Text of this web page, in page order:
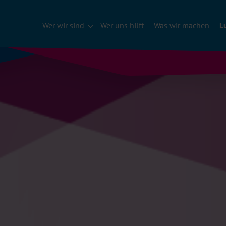
Wer wir sind
Submenu für "Wer wir sind"
Wer uns hilft Was wir machen